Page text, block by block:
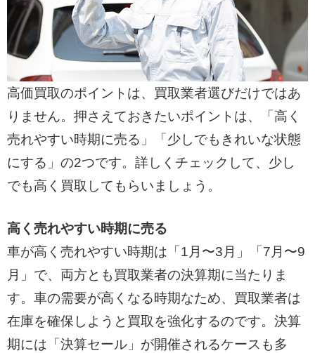
高価買取のポイントは、買取業者選びだけではあ
りません。押さえておきたいポイントは、「高く
売れやすい時期に売る」「少しでもきれいな状態
にする」の2つです。詳しくチェックして、少し
でも高く買取してもらいましょう。
高く売れやすい時期に売る
車が高く売れやすい時期は「1月〜3月」「7月〜9
月」で、両方とも買取業者の決算期に当たりま
す。車の需要が高くなる時期なため、買取業者は
在庫を確保しようと買取を強化するのです。決算
期には「決算セール」が開催されるケースも多